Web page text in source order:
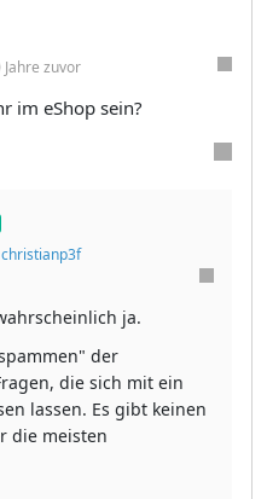
Jahre zuvor
im eShop sein?
christianp3f
ja.
der
die sich mit ein
lassen. Es gibt keinen
die meisten